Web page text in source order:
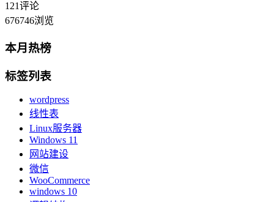
121评论
676746浏览
本月热榜
标签列表
wordpress
线性表
Linux服务器
Windows 11
网站建设
微信
WooCommerce
windows 10